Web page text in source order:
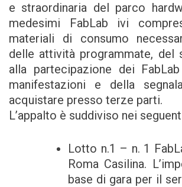
e straordinaria del parco
medesimi FabLab ivi
materiali di consumo
delle attività programmate, del
alla partecipazione dei
manifestazioni e della
acquistare presso terze parti.
L’appalto è suddiviso nei
Lotto n.1 – n. 1
Roma Casilina.
base di gara per il